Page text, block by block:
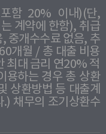
함 20% 이내)(단,
계약에 한함), 취급
중개수수료 없음, 추
개월 / 총 대출 비용
최대 금리 연20% 적
용하는 경우 총 상환
상환방법 등 대출계
.) 채무의 조기상환수